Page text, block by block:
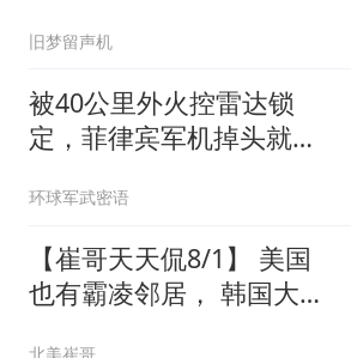
旧梦留声机
被40公里外火控雷达锁
定，菲律宾军机掉头就
场
环球军武密语
【崔哥天天侃8/1】 美国
也有霸凌邻居， 韩国大爷